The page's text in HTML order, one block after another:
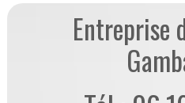
Entreprise